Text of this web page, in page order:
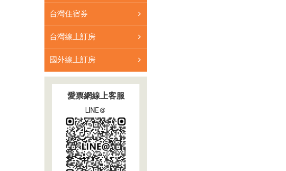
券
台灣住宿券
台灣線上訂房
國外線上訂房
愛票網線上客服
LINE＠